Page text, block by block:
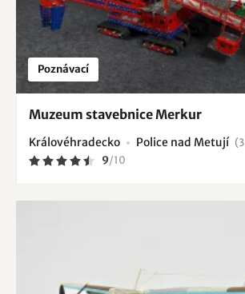
Poznávací
Muzeum stavebnice Merkur
Královéhradecko Police nad Metují
9/10